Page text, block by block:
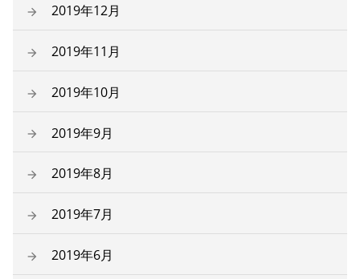
2019年12月
2019年11月
2019年10月
2019年9月
2019年8月
2019年7月
2019年6月